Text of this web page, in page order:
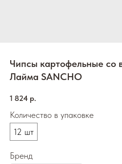
Чипсы картофельные со
Лайма SANCHO
1 824 р.
Количество в упаковке
12 шт
Бренд